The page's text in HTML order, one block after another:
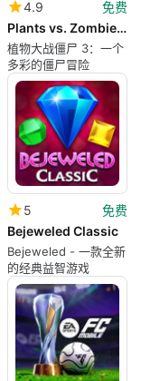
4.9
免费
Plants vs. Zombies 3
植物大战僵尸 3：一个
多彩的僵尸冒险
5
免费
Bejeweled Classic
Bejeweled - 一款全新
的经典益智游戏